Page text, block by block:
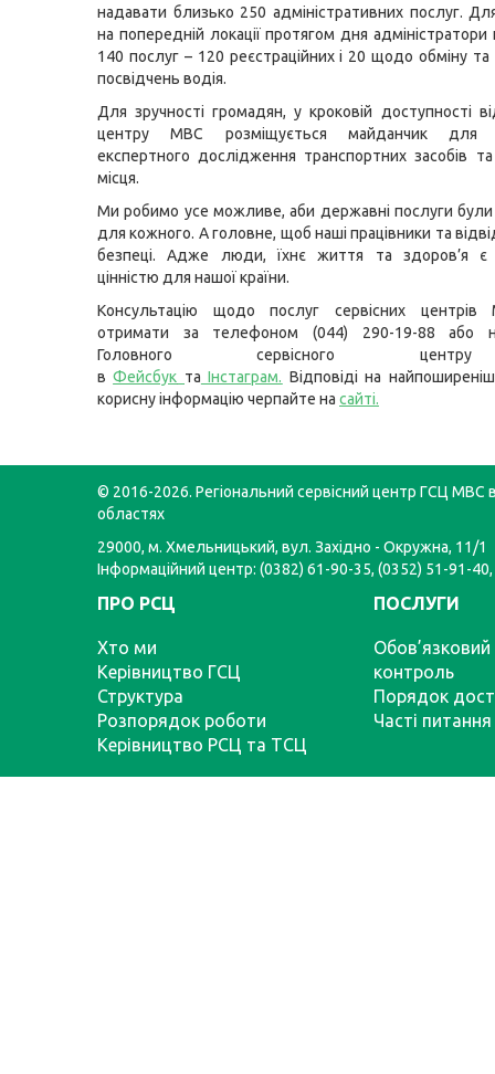
надавати близько 250 адміністративних послуг.
на попередній локації протягом дня
140 послуг – 120 реєстраційних і 20 щодо обміну та
посвідчень водія.
Для зручності громадян, у кроковій доступності
центру МВС розміщується майданчик для
експертного дослідження транспортних засобів та
місця.
Ми робимо усе можливе, аби державні послуги
для кожного. А головне, щоб наші працівники та
безпеці. Адже люди, їхнє життя та здоров’я є
цінністю для нашої країни.
Консультацію щодо послуг сервісних
отримати за телефоном (044) 290-19-88 або
Головного сервісного
вФейсбук та Інстаграм. Відповіді на
корисну інформацію черпайте на сайті.
© 2016-2026. Регіональний сервісний центр ГСЦ МВС
областях
29000, м. Хмельницький, вул. Західно - Окружна, 11/1
Інформаційний центр: (0382) 61-90-35, (0352) 51-91-
ПРО РСЦ
Хто ми
Керівництво ГСЦ
Структура
Розпорядок роботи
Керівництво РСЦ та ТСЦ
ПОСЛУГИ
Обов’язковий
контроль
Порядок
Часті питання